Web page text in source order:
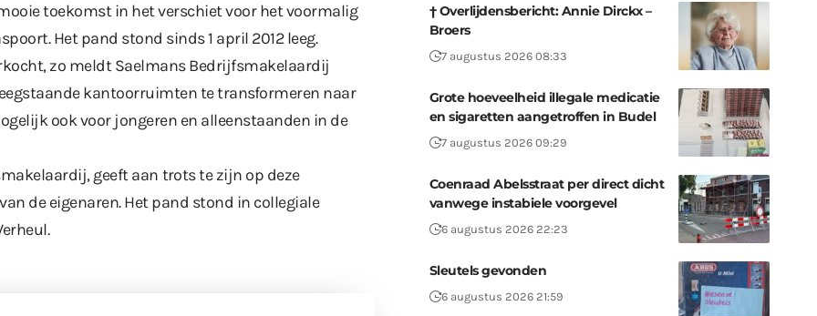
toekomst in het verschiet voor het voormalig
Het pand stond sinds 1 april 2012 leeg.
zo meldt Saelmans Bedrijfsmakelaardij
kantoorruimten te transformeren naar
ook voor jongeren en alleenstaanden in de
geeft aan trots te zijn op deze
de eigenaren. Het pand stond in collegiale
† Overlijdensbericht: Annie Dirckx –
Broers
7 augustus 2026 08:33
Grote hoeveelheid illegale medicatie
en sigaretten aangetroffen in Budel
7 augustus 2026 09:29
Coenraad Abelsstraat per direct dicht
vanwege instabiele voorgevel
6 augustus 2026 22:23
Sleutels gevonden
6 augustus 2026 21:59